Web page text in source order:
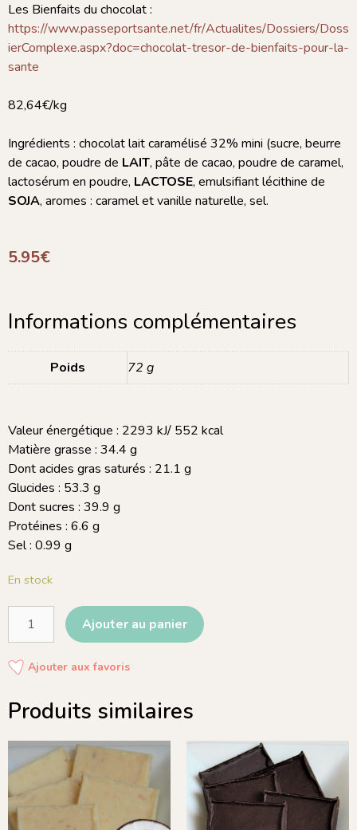
Les Bienfaits du chocolat :
https://www.passeportsante.net/fr/Actualites/Dossiers/Doss
ierComplexe.aspx?doc=chocolat-tresor-de-bienfaits-pour-la-
sante
82,64€/kg
Ingrédients : chocolat lait caramélisé 32% mini (sucre, beurre
de cacao, poudre de LAIT, pâte de cacao, poudre de caramel,
lactosérum en poudre, LACTOSE, emulsifiant lécithine de
SOJA, aromes : caramel et vanille naturelle, sel.
5.95€
Informations complémentaires
Poids 72 g
Valeur énergétique : 2293 kJ/ 552 kcal
Matière grasse : 34.4 g
Dont acides gras saturés : 21.1 g
Glucides : 53.3 g
Dont sucres : 39.9 g
Protéines : 6.6 g
Sel : 0.99 g
En stock
Ajouter au panier
Ajouter aux favoris
Produits similaires